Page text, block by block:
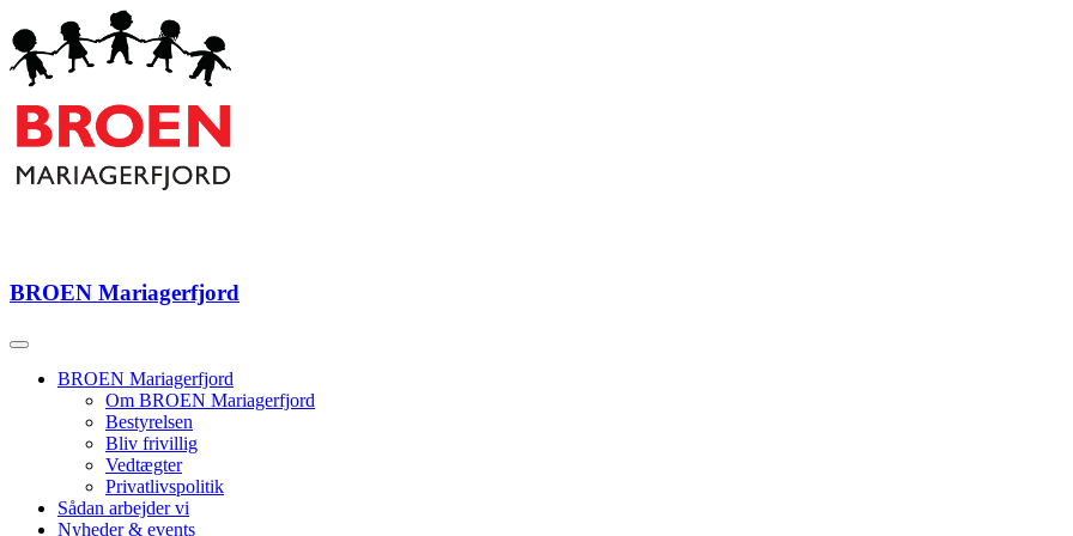
BROEN Mariagerfjord
BROEN Mariagerfjord
Om BROEN Mariagerfjord
Bestyrelsen
Bliv frivillig
Vedtægter
Privatlivspolitik
Sådan arbejder vi
Nyheder & events